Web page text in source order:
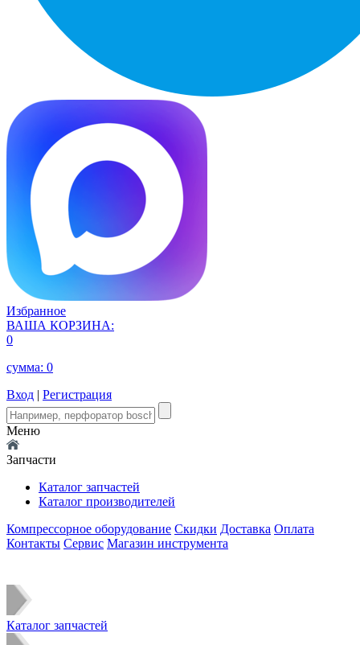
Избранное
ВАША КОРЗИНА:
0
сумма: 0
Вход | Регистрация
Меню
Запчасти
Каталог запчастей
Каталог производителей
Компрессорное оборудование Скидки Доставка Оплата
Контакты Сервис Магазин инструмента
Каталог запчастей